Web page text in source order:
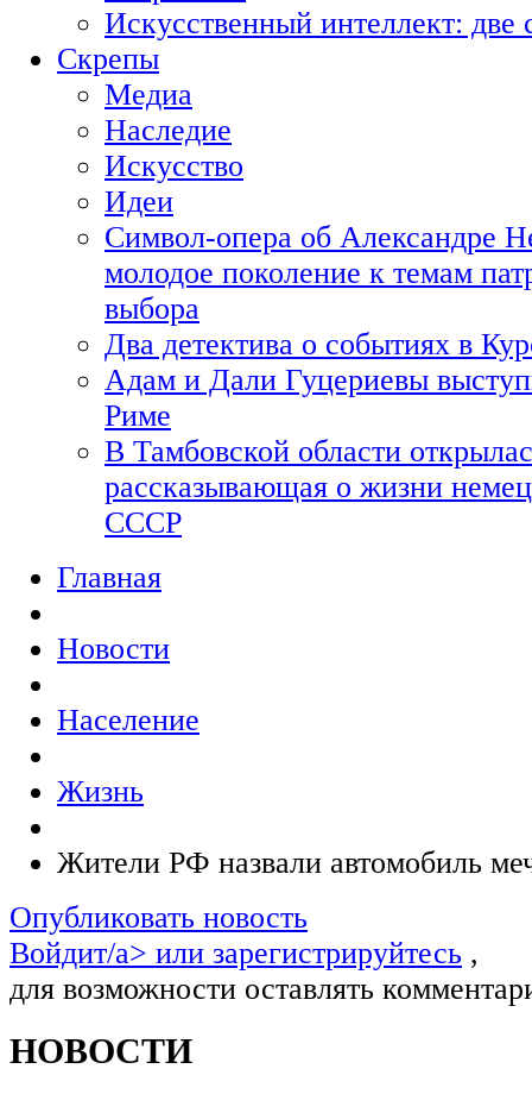
Искусственный интеллект:
Скрепы
Медиа
Наследие
Искусство
Идеи
Символ-опера об Александре
молодое поколение к темам
выбора
Два детектива о событиях в
Адам и Дали Гуцериевы
Риме
В Тамбовской области
рассказывающая о жизни
СССР
Главная
Новости
Население
Жизнь
Жители РФ назвали автомобиль
Опубликовать новость
Войдит/a> или зарегистрируйтесь ,
для возможности оставлять
НОВОСТИ